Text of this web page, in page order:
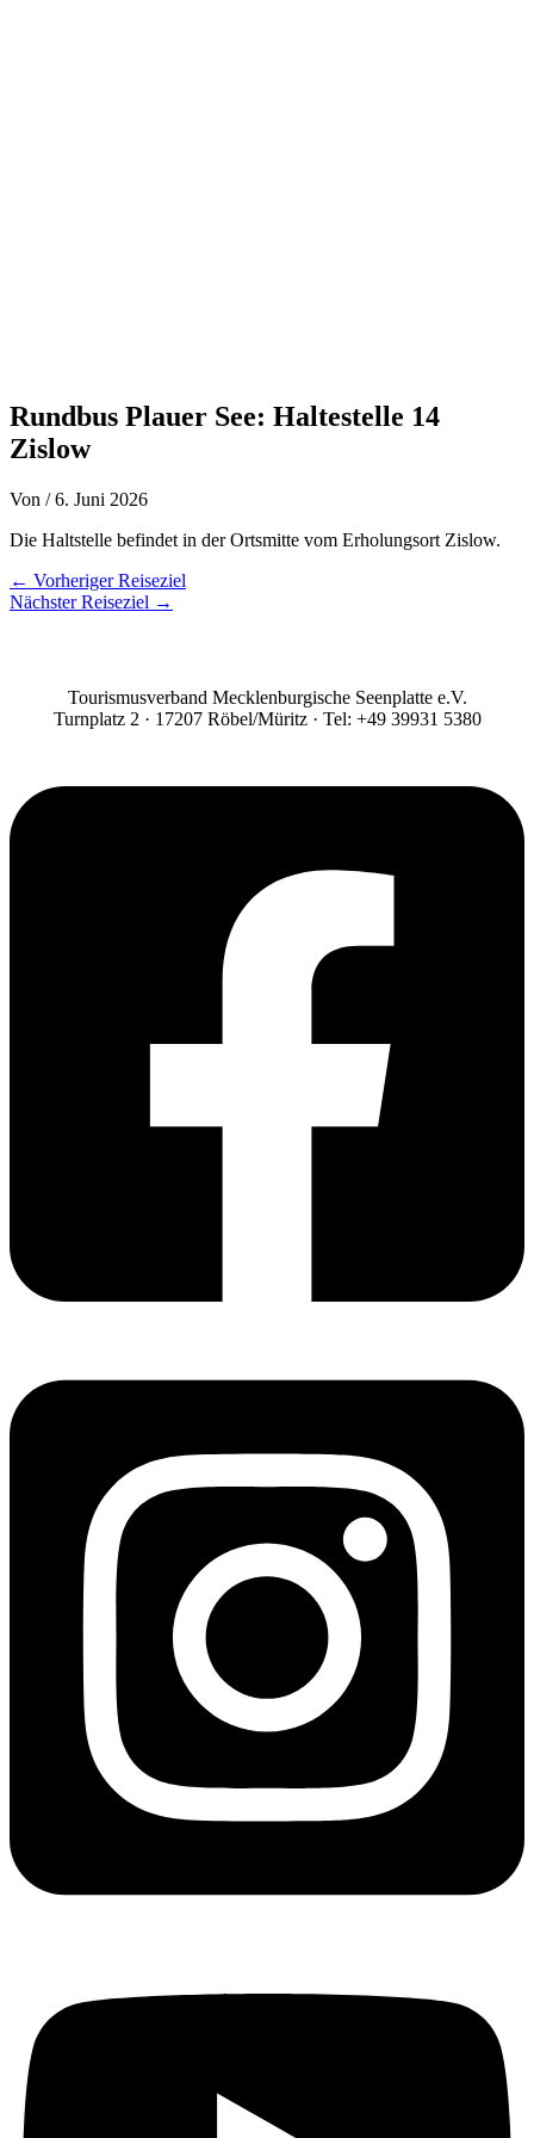
Rundbus Plauer See: Haltestelle 14
Zislow
Von /6. Juni 2026
Die Haltstelle befindet in der Ortsmitte vom Erholungsort Zislow.
← Vorheriger Reiseziel
Nächster Reiseziel →
Tourismusverband Mecklenburgische Seenplatte e.V.
Turnplatz 2 · 17207 Röbel/Müritz · Tel: +49 39931 5380